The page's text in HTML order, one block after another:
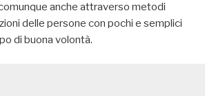
anche attraverso metodi
delle persone con pochi e semplici
di buona volontà.